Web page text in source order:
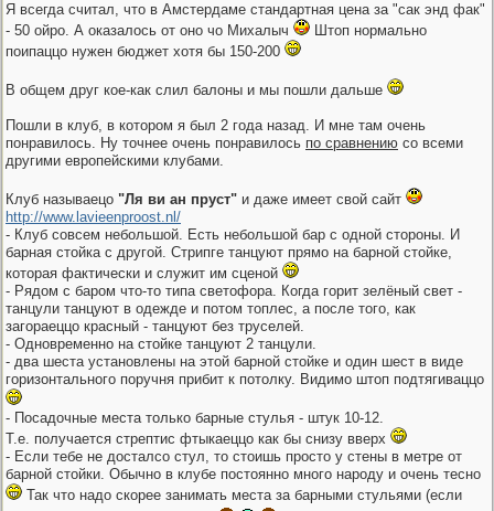
Я всегда считал, что в Амстердаме стандартная цена за "сак энд фак"
- 50 ойро. А оказалось от оно чо Михалыч
Штоп нормально
поипаццо нужен бюджет хотя бы 150-200
В общем друг кое-как слил балоны и мы пошли дальше
Пошли в клуб, в котором я был 2 года назад. И мне там очень
понравилось. Ну точнее очень понравилось по сравнению со всеми
другими европейскими клубами.
Клуб называецо "Ля ви ан пруст" и даже имеет свой сайт
http://www.lavieenproost.nl/
- Клуб совсем небольшой. Есть небольшой бар с одной стороны. И
барная стойка с другой. Стрипге танцуют прямо на барной стойке,
которая фактически и служит им сценой
- Рядом с баром что-то типа светофора. Когда горит зелёный свет -
танцули танцуют в одежде и потом топлес, а после того, как
загораеццо красный - танцуют без труселей.
- Одновременно на стойке танцуют 2 танцули.
- два шеста установлены на этой барной стойке и один шест в виде
горизонтального поручня прибит к потолку. Видимо штоп подтягиваццо
- Посадочные места только барные стулья - штук 10-12.
Т.е. получается стрептис фтыкаеццо как бы снизу вверх
- Если тебе не досталсо стул, то стоишь просто у стены в метре от
барной стойки. Обычно в клубе постоянно много народу и очень тесно
Так что надо скорее занимать места за барными стульями (если